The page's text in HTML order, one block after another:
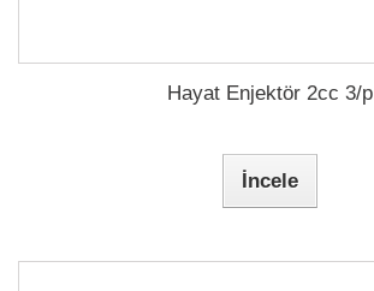
Hayat Enjektör 2cc 3/p
İncele